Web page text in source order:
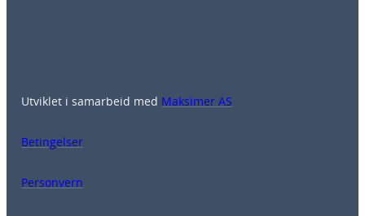
Utviklet i samarbeid med Maksimer AS
Betingelser
Personvern